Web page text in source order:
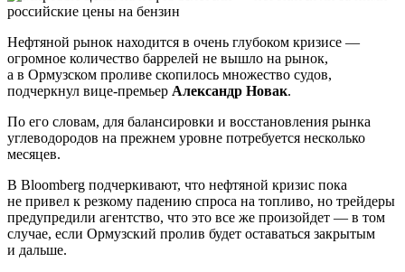
Нефтяной рынок находится в очень глубоком кризисе —
огромное количество баррелей не вышло на рынок,
а в Ормузском проливе скопилось множество судов,
подчеркнул вице-премьер Александр Новак.
По его словам, для балансировки и восстановления рынка
углеводородов на прежнем уровне потребуется несколько
месяцев.
В Bloomberg подчеркивают, что нефтяной кризис пока
не привел к резкому падению спроса на топливо, но трейдеры
предупредили агентство, что это все же произойдет — в том
случае, если Ормузский пролив будет оставаться закрытым
и дальше.